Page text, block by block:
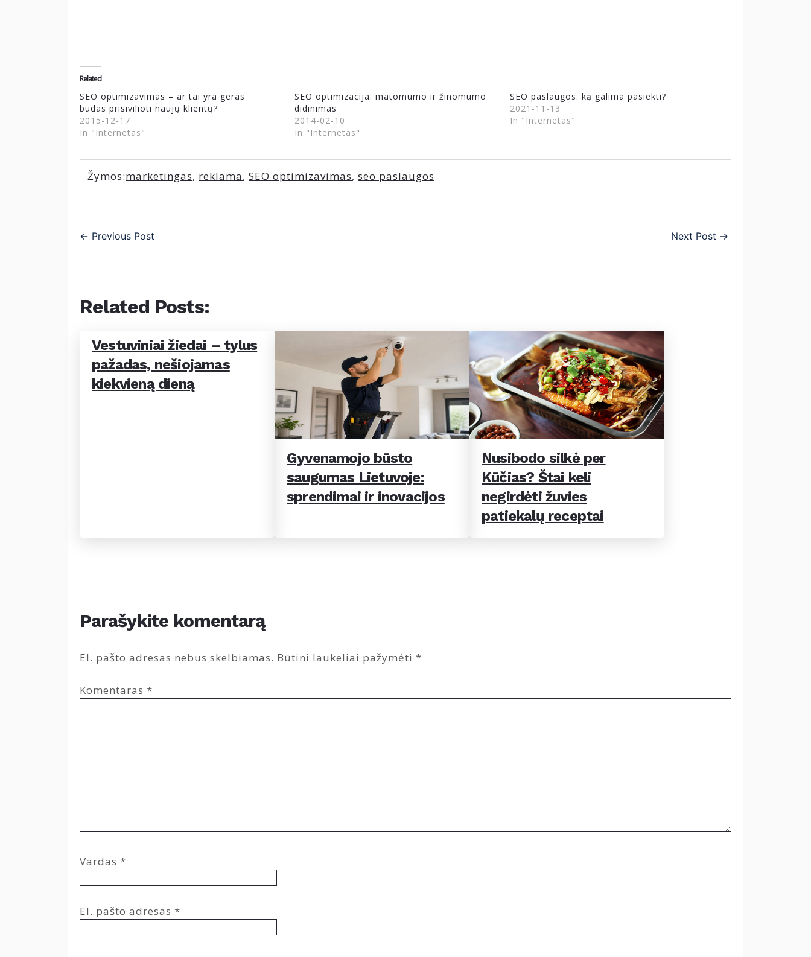
Related
SEO optimizavimas – ar tai yra geras
būdas prisivilioti naujų klientų?
2015-12-17
In "Internetas"
SEO optimizacija: matomumo ir žinomumo
didinimas
2014-02-10
In "Internetas"
SEO paslaugos: ką galima pasiekti?
2021-11-13
In "Internetas"
Žymos:marketingas, reklama, SEO optimizavimas, seo paslaugos
← Previous Post Next Post →
Related Posts:
Vestuviniai žiedai – tylus
pažadas, nešiojamas
kiekvieną dieną
Gyvenamojo būsto
saugumas Lietuvoje:
sprendimai ir inovacijos
Nusibodo silkė per
Kūčias? Štai keli
negirdėti žuvies
patiekalų receptai
Parašykite komentarą
El. pašto adresas nebus skelbiamas. Būtini laukeliai pažymėti *
Komentaras *
Vardas *
El. pašto adresas *